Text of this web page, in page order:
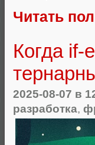
Читать
Когда if-
2025-08-07 в
разработка,